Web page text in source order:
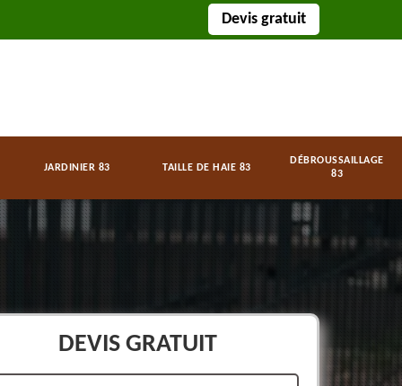
Devis gratuit
JARDINIER 83 TAILLE DE HAIE 83
DÉBROUSSAILLAGE
83
DEVIS GRATUIT